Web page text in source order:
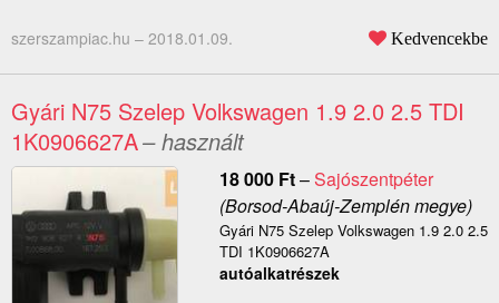
szerszampiac.hu – 2018.01.09. Kedvencekbe
Gyári N75 Szelep Volkswagen 1.9 2.0 2.5 TDI
1K0906627A– használt
18 000 Ft–Sajószentpéter
(Borsod-Abaúj-Zemplén megye)
Gyári N75 Szelep Volkswagen 1.9 2.0 2.5
TDI 1K0906627A
autóalkatrészek